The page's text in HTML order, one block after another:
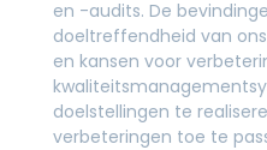
en -audits. De
doeltreffendheid van
en kansen voor
doelstellingen te
verbeteringen toe te